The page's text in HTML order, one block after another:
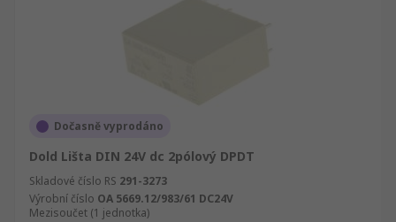
Dočasně vyprodáno
Dold Lišta DIN 24V dc 2pólový DPDT
Skladové číslo RS 291-3273
Výrobní číslo OA 5669.12/983/61 DC24V
Mezisoučet (1 jednotka)